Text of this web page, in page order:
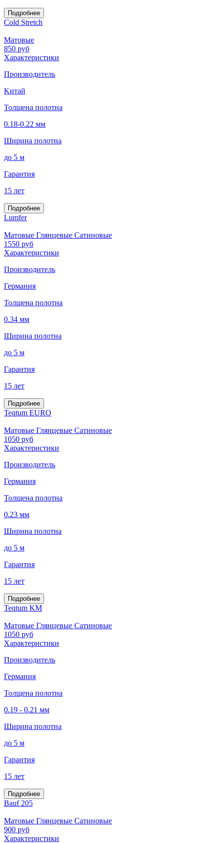
Подробнее
Cold Stretch
Матовые
850 руб
Характеристики
Производитель
Kитай
Толщена полотна
0.18-0.22 мм
Ширина полотна
до 5 м
Гарантия
15 лет
Подробнее
Lumfer
Матовые Глянцевые Сатиновые
1550 руб
Характеристики
Производитель
Германия
Толщена полотна
0.34 мм
Ширина полотна
до 5 м
Гарантия
15 лет
Подробнее
Teqtum EURO
Матовые Глянцевые Сатиновые
1050 руб
Характеристики
Производитель
Германия
Толщена полотна
0.23 мм
Ширина полотна
до 5 м
Гарантия
15 лет
Подробнее
Teqtum KM
Матовые Глянцевые Сатиновые
1050 руб
Характеристики
Производитель
Германия
Толщена полотна
0.19 - 0.21 мм
Ширина полотна
до 5 м
Гарантия
15 лет
Подробнее
Bauf 205
Матовые Глянцевые Сатиновые
900 руб
Характеристики